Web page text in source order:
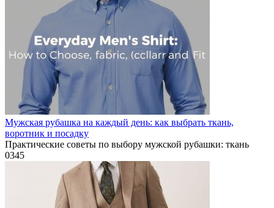
Мужская рубашка на каждый день: как выбрать ткань,
воротник и посадку
Практические советы по выбору мужской рубашки: ткань
0345